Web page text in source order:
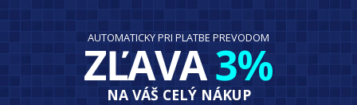
AUTOMATICKY PRI PLATBE PREVODOM
ZĽAVA3%
NA VÁŠ CELÝ NÁKUP